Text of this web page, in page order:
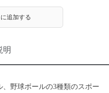
追加する
明
野球ボールの3種類のスポー